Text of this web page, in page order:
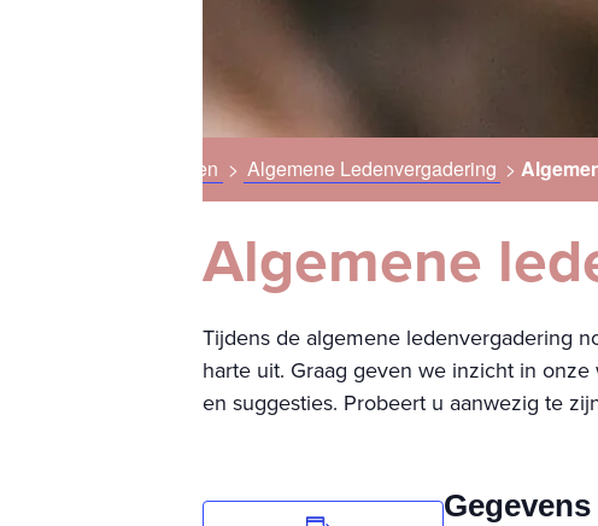
Evenementen > Algemene Ledenvergadering >
Algemene
Tijdens de algemene ledenvergadering
harte uit. Graag geven we inzicht in
en suggesties. Probeert u aanwezig te
Gegevens